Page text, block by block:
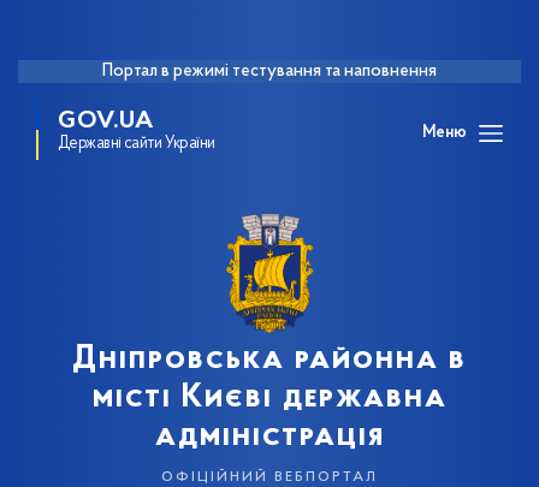
Портал в режимі тестування та наповнення
GOV.UA
Державні сайти України
Меню
Дніпровська районна в
місті Києві державна
адміністрація
офіційний вебпортал